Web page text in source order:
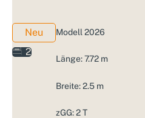
Neu
2
Modell 2026
Länge: 7.72 m
Breite: 2.5 m
zGG: 2 T